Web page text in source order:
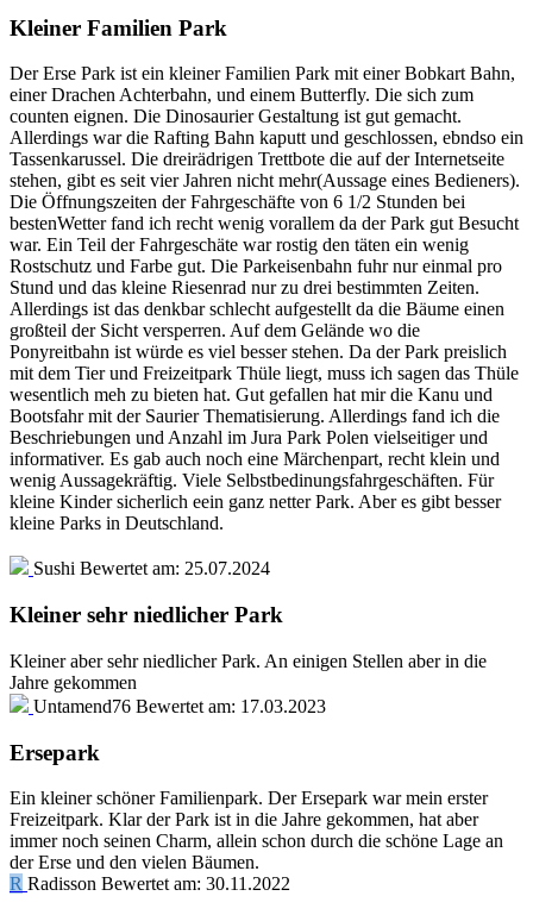
Kleiner Familien Park
Der Erse Park ist ein kleiner Familien Park mit einer Bobkart Bahn,
einer Drachen Achterbahn, und einem Butterfly. Die sich zum
counten eignen. Die Dinosaurier Gestaltung ist gut gemacht.
Allerdings war die Rafting Bahn kaputt und geschlossen, ebndso ein
Tassenkarussel. Die dreirädrigen Trettbote die auf der Internetseite
stehen, gibt es seit vier Jahren nicht mehr(Aussage eines Bedieners).
Die Öffnungszeiten der Fahrgeschäfte von 6 1/2 Stunden bei
bestenWetter fand ich recht wenig vorallem da der Park gut Besucht
war. Ein Teil der Fahrgeschäte war rostig den täten ein wenig
Rostschutz und Farbe gut. Die Parkeisenbahn fuhr nur einmal pro
Stund und das kleine Riesenrad nur zu drei bestimmten Zeiten.
Allerdings ist das denkbar schlecht aufgestellt da die Bäume einen
großteil der Sicht versperren. Auf dem Gelände wo die
Ponyreitbahn ist würde es viel besser stehen. Da der Park preislich
mit dem Tier und Freizeitpark Thüle liegt, muss ich sagen das Thüle
wesentlich meh zu bieten hat. Gut gefallen hat mir die Kanu und
Bootsfahr mit der Saurier Thematisierung. Allerdings fand ich die
Beschriebungen und Anzahl im Jura Park Polen vielseitiger und
informativer. Es gab auch noch eine Märchenpart, recht klein und
wenig Aussagekräftig. Viele Selbstbedinungsfahrgeschäften. Für
kleine Kinder sicherlich eein ganz netter Park. Aber es gibt besser
kleine Parks in Deutschland.
Sushi Bewertet am: 25.07.2024
Kleiner sehr niedlicher Park
Kleiner aber sehr niedlicher Park. An einigen Stellen aber in die
Jahre gekommen
Untamend76 Bewertet am: 17.03.2023
Ersepark
Ein kleiner schöner Familienpark. Der Ersepark war mein erster
Freizeitpark. Klar der Park ist in die Jahre gekommen, hat aber
immer noch seinen Charm, allein schon durch die schöne Lage an
der Erse und den vielen Bäumen.
R Radisson Bewertet am: 30.11.2022